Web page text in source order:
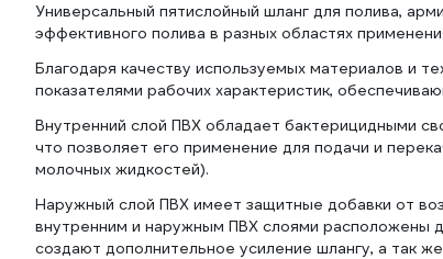
Универсальный пятислойный шланг для полива,
эффективного полива в разных областях
Благодаря качеству используемых материалов и
показателями рабочих характеристик,
Внутренний слой ПВХ обладает бактерицидными
что позволяет его применение для подачи и
молочных жидкостей).
Наружный слой ПВХ имеет защитные добавки от
внутренним и наружным ПВХ слоями расположены
создают дополнительное усиление шлангу, а так